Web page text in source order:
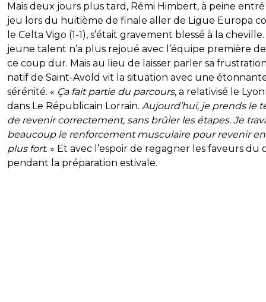
Mais deux jours plus tard, Rémi Himbert, à peine
jeu lors du huitième de finale aller de Ligue Europa
le Celta Vigo (1-1), s’était gravement blessé à la
jeune talent n’a plus rejoué avec l’équipe première
ce coup dur. Mais au lieu de laisser parler sa
natif de Saint-Avold vit la situation avec une
sérénité. « Ça fait partie du parcours, a relativisé le
dans Le Républicain Lorrain. Aujourd’hui, je prends le
de revenir correctement, sans brûler les étapes. Je
beaucoup le renforcement musculaire pour revenir
plus fort. » Et avec l’espoir de regagner les faveurs du
pendant la préparation estivale.